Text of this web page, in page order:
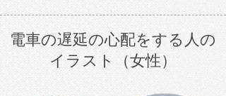
電車の遅延の心配をする人の
イラスト（女性）